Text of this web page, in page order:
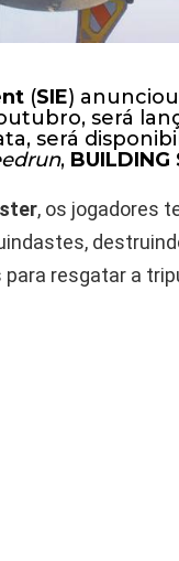
(SIE)
será
será
, BUILDING
, os jogadores
resgatar a